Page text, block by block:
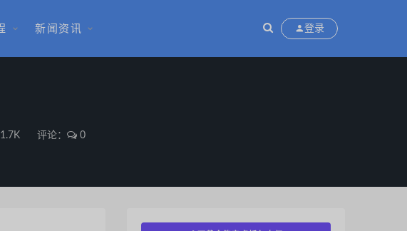
新闻资讯 登录
评论： 0